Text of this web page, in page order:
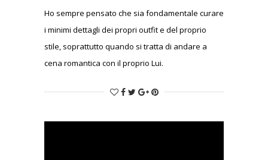
Ho sempre pensato che sia fondamentale curare
i minimi dettagli dei propri outfit e del proprio
stile, soprattutto quando si tratta di andare a
cena romantica con il proprio Lui.